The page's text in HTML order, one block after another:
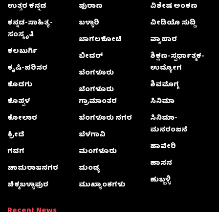
ಉತ್ತರ ಕನ್ನಡ
ಕನ್ನಡ-ಸಾಹಿತ್ಯ-
ಸಂಸ್ಕೃತಿ
ಕಲಬುರ್ಗಿ
ಕೃಷಿ-ಪರಿಸರ
ಕೊಡಗು
ಕೊಪ್ಪಳ
ಕೋಲಾರ
ಕ್ರೀಡೆ
ಗದಗ
ಚಾಮರಾಜನಗರ
ಚಿಕ್ಕಬಳ್ಳಾಫುರ
ಪುರಾಣ
ಬಳ್ಳಾರಿ
ಬಾಗಲಕೋಟೆ
ಬೀದರ್
ಬೆಂಗಳೂರು
ಬೆಂಗಳೂರು
ಗ್ರಾಮಾಂತರ
ಬೆಂಗಳೂರು ನಗರ
ಬೆಳಗಾವಿ
ಮಂಗಳೂರು
ಮಂಡ್ಯ
ಮುಖ್ಯಾಂಶಗಳು
ವಿಶೇಷ ಅಂಕಣ
ವೀಡಿಯೊ ಸುದ್ದಿ
ವ್ಯಾಪಾರ
ಶಿಕ್ಷಣ-ಸ್ಪರ್ಧಾತ್ಮಕ-
ಉದ್ಯೋಗ
ಶಿವಮೊಗ್ಗ
ಸಿನಿಮಾ
ಸಿನಿಮಾ-
ಮನರಂಜನೆ
ಹಾವೇರಿ
ಹಾಸನ
ಹುಬ್ಬಳ್ಳಿ